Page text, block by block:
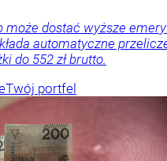
może dostać wyższe
automatyczne
do 552 zł brutto.
Twój portfel